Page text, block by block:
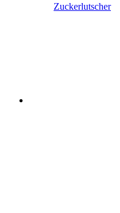
Zuckerlutscher